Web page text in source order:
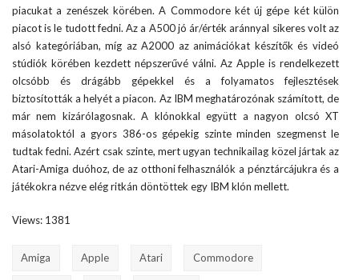
piacukat a zenészek körében. A Commodore két új gépe két külön
piacot is le tudott fedni. Az a A500 jó ár/érték aránnyal sikeres volt az
alsó kategóriában, míg az A2000 az animációkat készítők és videó
stúdiók körében kezdett népszerűvé válni. Az Apple is rendelkezett
olcsóbb és drágább gépekkel és a folyamatos fejlesztések
biztosították a helyét a piacon. Az IBM meghatározónak számított, de
már nem kizárólagosnak. A klónokkal együtt a nagyon olcsó XT
másolatoktól a gyors 386-os gépekig szinte minden szegmenst le
tudtak fedni. Azért csak szinte, mert ugyan technikailag közel jártak az
Atari-Amiga duóhoz, de az otthoni felhasználók a pénztárcájukra és a
játékokra nézve elég ritkán döntöttek egy IBM klón mellett.
Views: 1381
Amiga Apple Atari Commodore